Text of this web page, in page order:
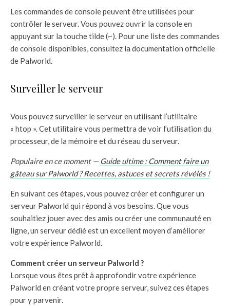
Les commandes de console peuvent être utilisées pour
contrôler le serveur. Vous pouvez ouvrir la console en
appuyant sur la touche tilde (~). Pour une liste des commandes
de console disponibles, consultez la documentation officielle
de Palworld.
Surveiller le serveur
Vous pouvez surveiller le serveur en utilisant l’utilitaire
« htop ». Cet utilitaire vous permettra de voir l’utilisation du
processeur, de la mémoire et du réseau du serveur.
Populaire en ce moment —Guide ultime : Comment faire un
gâteau sur Palworld ? Recettes, astuces et secrets révélés !
En suivant ces étapes, vous pouvez créer et configurer un
serveur Palworld qui répond à vos besoins. Que vous
souhaitiez jouer avec des amis ou créer une communauté en
ligne, un serveur dédié est un excellent moyen d’améliorer
votre expérience Palworld.
Comment créer un serveur Palworld ?
Lorsque vous êtes prêt à approfondir votre expérience
Palworld en créant votre propre serveur, suivez ces étapes
pour y parvenir.